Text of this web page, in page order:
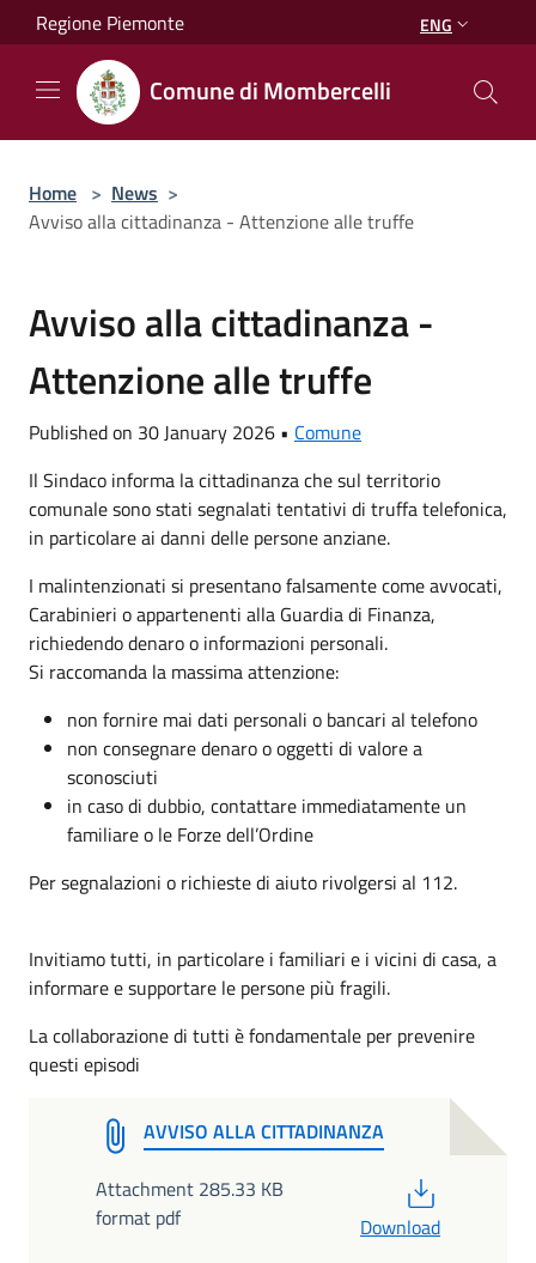
Salta al contenuto principale
Regione Piemonte ENG
Comune di Mombercelli
Home > News >
Avviso alla cittadinanza - Attenzione alle truffe
Avviso alla cittadinanza -
Attenzione alle truffe
Published on 30 January 2026 • Comune
Il Sindaco informa la cittadinanza che sul territorio
comunale sono stati segnalati tentativi di truffa telefonica,
in particolare ai danni delle persone anziane.
I malintenzionati si presentano falsamente come avvocati,
Carabinieri o appartenenti alla Guardia di Finanza,
richiedendo denaro o informazioni personali.
Si raccomanda la massima attenzione:
non fornire mai dati personali o bancari al telefono
non consegnare denaro o oggetti di valore a
sconosciuti
in caso di dubbio, contattare immediatamente un
familiare o le Forze dell’Ordine
Per segnalazioni o richieste di aiuto rivolgersi al 112.
Invitiamo tutti, in particolare i familiari e i vicini di casa, a
informare e supportare le persone più fragili.
La collaborazione di tutti è fondamentale per prevenire
questi episodi
AVVISO ALLA CITTADINANZA
Attachment 285.33 KB
format pdf
Download